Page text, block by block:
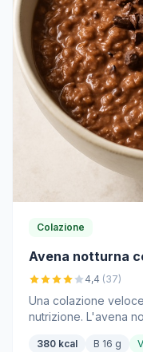
Colazione
Avena notturna
4,4 (37)
Una colazione
nutrizione. L'avena
380 kcal B 16 g